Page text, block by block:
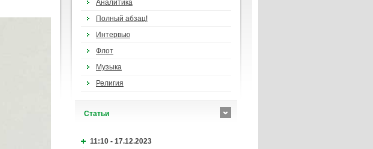
Аналитика
Полный абзац!
Интервью
Флот
Музыка
Религия
Cтатьи
11:10 - 17.12.2023